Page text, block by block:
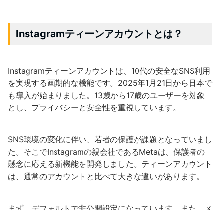
Instagramティーンアカウントとは？
Instagramティーンアカウントは、10代の安全なSNS利用
を実現する画期的な機能です。2025年1月21日から日本で
も導入が始まりました。13歳から17歳のユーザーを対象
とし、プライバシーと安全性を重視しています。
SNS環境の変化に伴い、若者の保護が課題となっていまし
た。そこでInstagramの親会社であるMetaは、保護者の
懸念に応える新機能を開発しました。ティーンアカウント
は、通常のアカウントと比べて大きな違いがあります。